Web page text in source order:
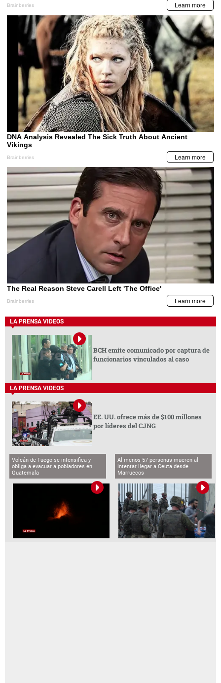
LA PRENSA VIDEOS
BCH emite comunicado por captura de
funcionarios vinculados al caso
LA PRENSA VIDEOS
EE. UU. ofrece más de $100 millones
por líderes del CJNG
Volcán de Fuego se intensifica y
obliga a evacuar a pobladores en
Guatemala
Al menos 57 personas mueren al
intentar llegar a Ceuta desde
Marruecos